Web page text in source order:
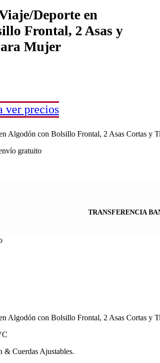
Deporte en
Frontal, 2 Asas y
Mujer
ver precios
Algodón con Bolsillo Frontal, 2 Asas Cortas y
gratuito
TRANSFERENCIA
Algodón con Bolsillo Frontal, 2 Asas Cortas y
& Cuerdas Ajustables.